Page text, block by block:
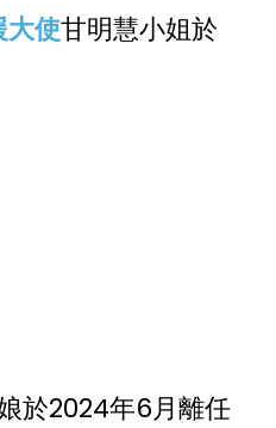
大使甘明慧小姐於
於2024年6月離任